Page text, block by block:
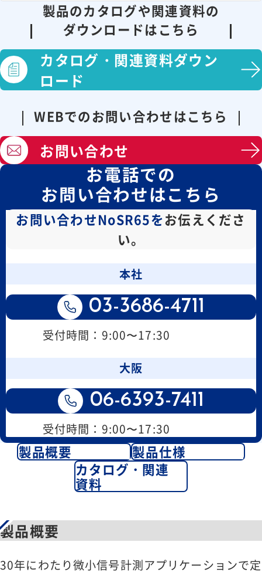
製品のカタログや関連資料の
ダウンロードはこちら
カタログ・ 関連資料ダウン
ロード
WEBでのお問い合わせはこちら
お問い合わせ
お電話での
お問い合わせはこちら
お問い合わせNoSR65をお伝えくださ
い。
本社
03-3686-4711
受付時間：9:00〜17:30
大阪
06-6393-7411
受付時間：9:00〜17:30
製品概要
製品仕様
カタログ・関連
資料
製品概要
30年にわたり微小信号計測アプリケーションで定